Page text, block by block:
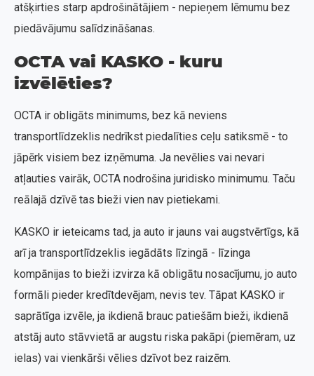
atšķirties starp apdrošinātājiem - nepieņem lēmumu bez
piedāvājumu salīdzināšanas.
OCTA vai KASKO - kuru
izvēlēties?
OCTA ir obligāts minimums, bez kā neviens
transportlīdzeklis nedrīkst piedalīties ceļu satiksmē - to
jāpērk visiem bez izņēmuma. Ja nevēlies vai nevari
atļauties vairāk, OCTA nodrošina juridisko minimumu. Taču
reālajā dzīvē tas bieži vien nav pietiekami.
KASKO ir ieteicams tad, ja auto ir jauns vai augstvērtīgs, kā
arī ja transportlīdzeklis iegādāts līzingā - līzinga
kompānijas to bieži izvirza kā obligātu nosacījumu, jo auto
formāli pieder kredītdevējam, nevis tev. Tāpat KASKO ir
saprātīga izvēle, ja ikdienā brauc patiešām bieži, ikdienā
atstāj auto stāvvietā ar augstu riska pakāpi (piemēram, uz
ielas) vai vienkārši vēlies dzīvot bez raizēm.